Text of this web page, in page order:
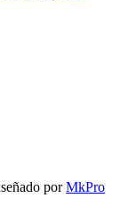
porMkPro